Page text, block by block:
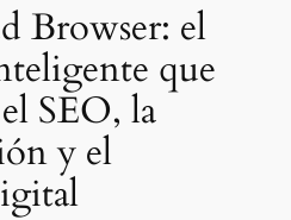
Browser: el
que
SEO, la
y el